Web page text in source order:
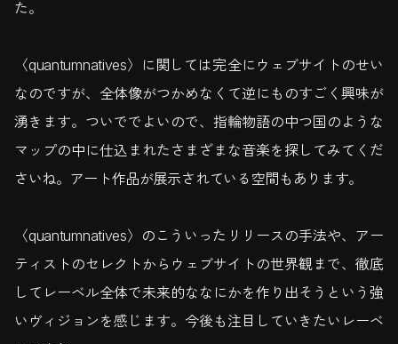
た。
〈quantumnatives〉に関しては完全にウェブサイトのせい
なのですが、全体像がつかめなくて逆にものすごく興味が
湧きます。ついででよいので、指輪物語の中つ国のような
マップの中に仕込まれたさまざまな音楽を探してみてくだ
さいね。アート作品が展示されている空間もあります。
〈quantumnatives〉のこういったリリースの手法や、アー
ティストのセレクトからウェブサイトの世界観まで、徹底
してレーベル全体で未来的ななにかを作り出そうという強
いヴィジョンを感じます。今後も注目していきたいレーベ